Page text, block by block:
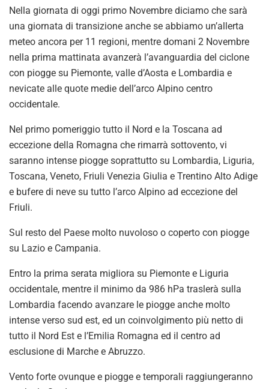
Nella giornata di oggi primo Novembre diciamo che sarà
una giornata di transizione anche se abbiamo un’allerta
meteo ancora per 11 regioni, mentre domani 2 Novembre
nella prima mattinata avanzerà l’avanguardia del ciclone
con piogge su Piemonte, valle d’Aosta e Lombardia e
nevicate alle quote medie dell’arco Alpino centro
occidentale.
Nel primo pomeriggio tutto il Nord e la Toscana ad
eccezione della Romagna che rimarrà sottovento, vi
saranno intense piogge soprattutto su Lombardia, Liguria,
Toscana, Veneto, Friuli Venezia Giulia e Trentino Alto Adige
e bufere di neve su tutto l’arco Alpino ad eccezione del
Friuli.
Sul resto del Paese molto nuvoloso o coperto con piogge
su Lazio e Campania.
Entro la prima serata migliora su Piemonte e Liguria
occidentale, mentre il minimo da 986 hPa traslerà sulla
Lombardia facendo avanzare le piogge anche molto
intense verso sud est, ed un coinvolgimento più netto di
tutto il Nord Est e l’Emilia Romagna ed il centro ad
esclusione di Marche e Abruzzo.
Vento forte ovunque e piogge e temporali raggiungeranno